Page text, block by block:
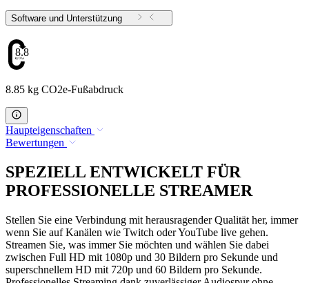
Software und Unterstützung
8.85
8.85 kg CO2e-Fußabdruck
Haupteigenschaften
Bewertungen
SPEZIELL ENTWICKELT FÜR
PROFESSIONELLE STREAMER
Stellen Sie eine Verbindung mit herausragender Qualität her, immer
wenn Sie auf Kanälen wie Twitch oder YouTube live gehen.
Streamen Sie, was immer Sie möchten und wählen Sie dabei
zwischen Full HD mit 1080p und 30 Bildern pro Sekunde und
superschnellem HD mit 720p und 60 Bildern pro Sekunde.